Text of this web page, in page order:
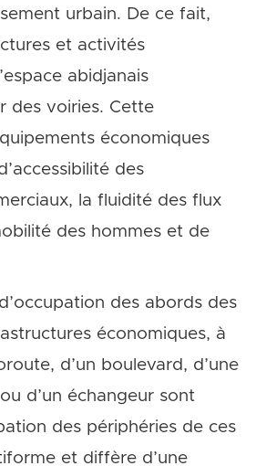
urbain. De ce fait,
et activités
abidjanais
des voiries. Cette
économiques
des
la fluidité des flux
des hommes et de
des abords des
économiques, à
d’un boulevard, d’une
d’un échangeur sont
des périphéries de ces
et diffère d’une